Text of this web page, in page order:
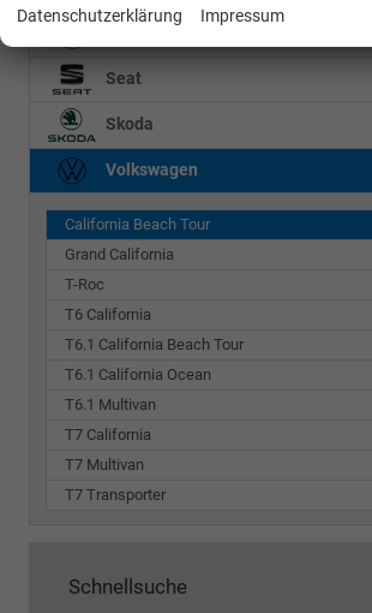
Seat
Skoda
Volkswagen
California Beach Tour
Grand California
T-Roc
T6 California
T6.1 California Beach Tour
T6.1 California Ocean
T6.1 Multivan
T7 California
T7 Multivan
T7 Transporter
Schnellsuche
Datenschutzerklärung Impressum